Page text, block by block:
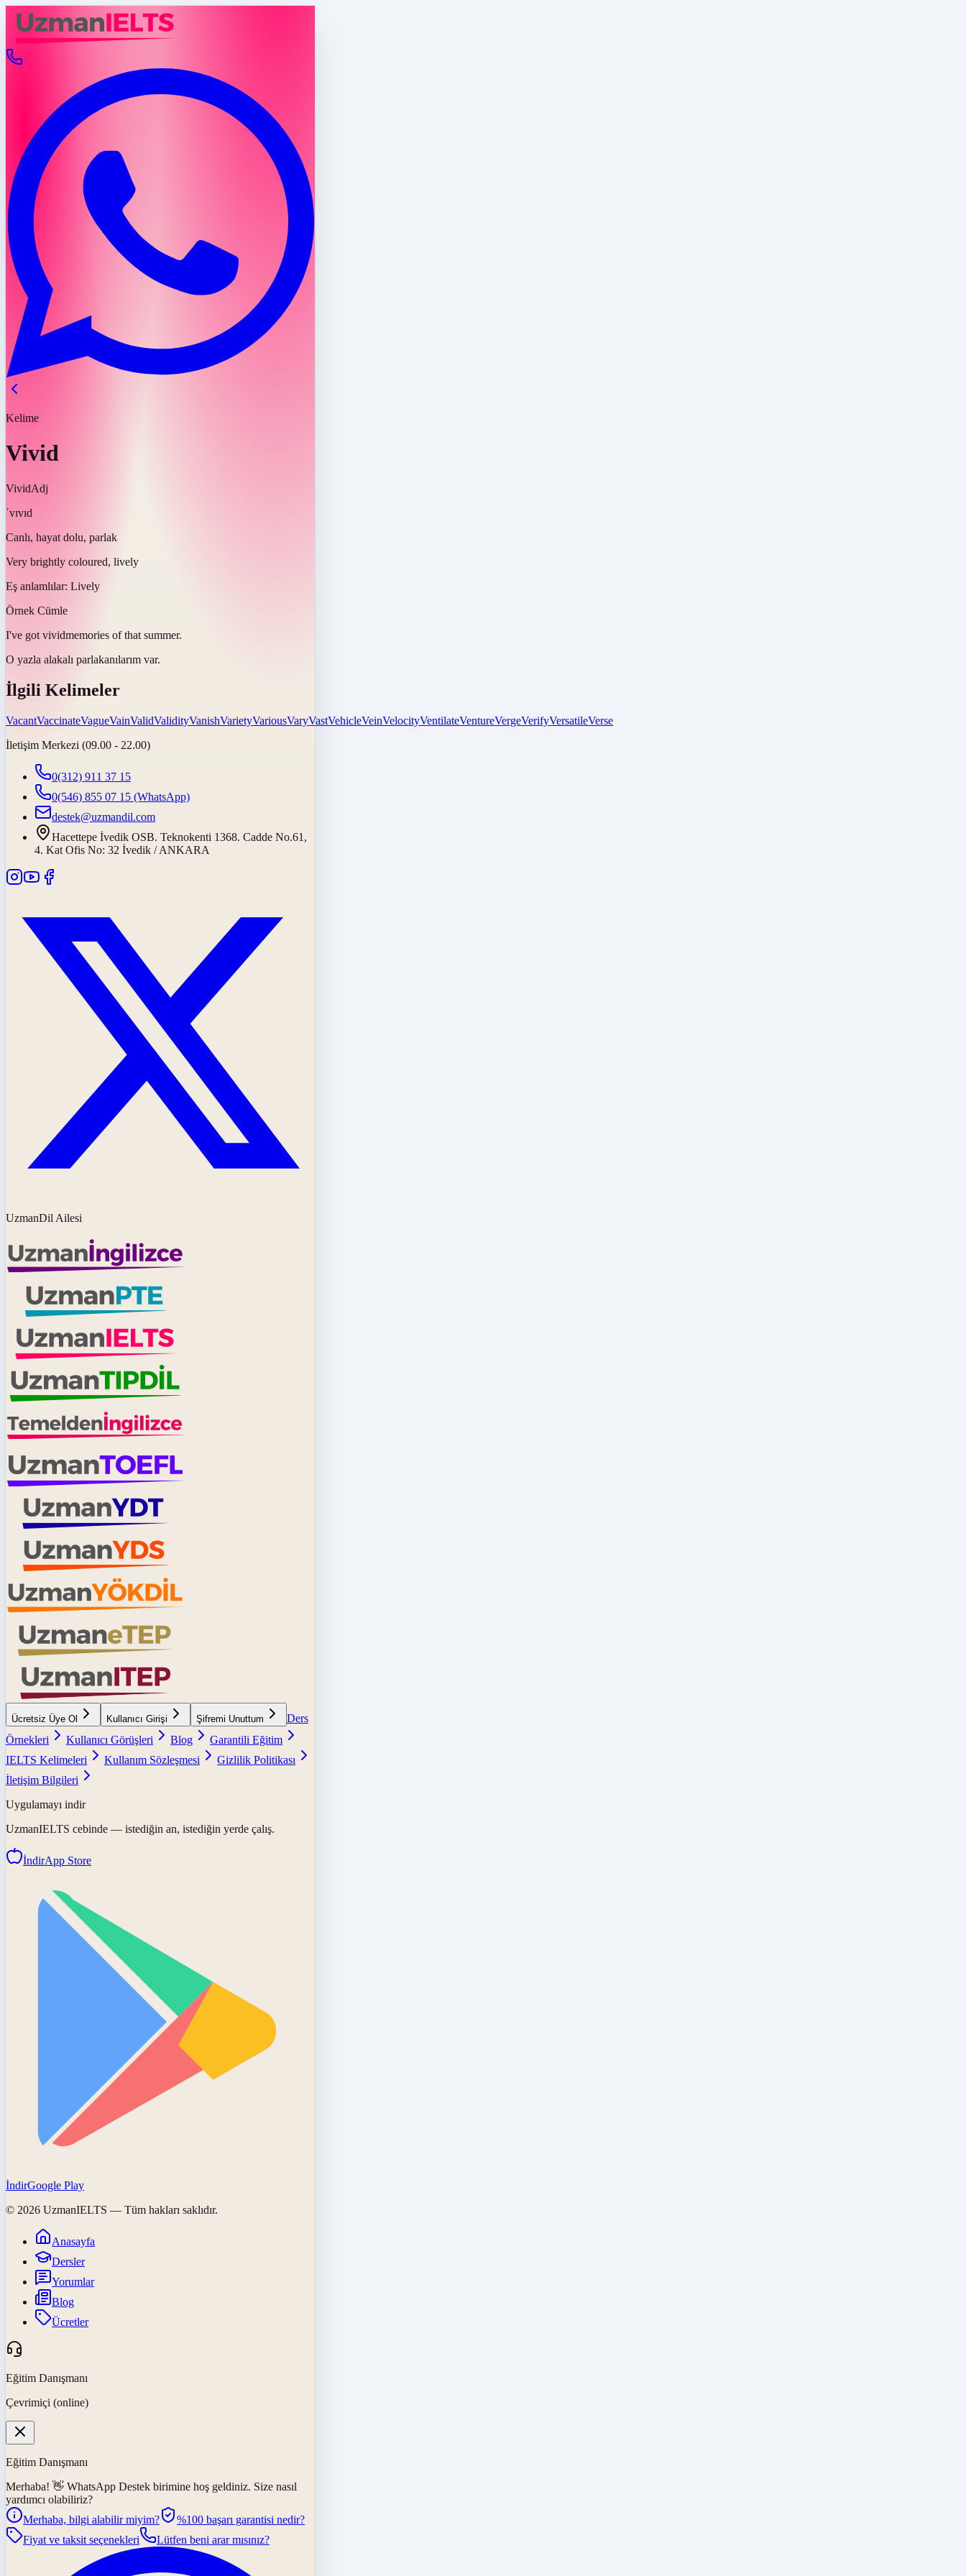
Kelime
Vivid
VividAdj
ˈvɪvɪd
Canlı, hayat dolu, parlak
Very brightly coloured, lively
Eş anlamlılar: Lively
Örnek Cümle
I've got vividmemories of that summer.
O yazla alakalı parlakanılarım var.
İlgili Kelimeler
VacantVaccinateVagueVainValidValidityVanishVarietyVariousVaryVastVehicleVeinVelocityVentilateVentureVergeVerifyVersatileVerse
İletişim Merkezi (09.00 - 22.00)
0(312) 911 37 15
0(546) 855 07 15 (WhatsApp)
destek@uzmandil.com
Hacettepe İvedik OSB. Teknokenti 1368. Cadde No.61,
4. Kat Ofis No: 32 İvedik / ANKARA
UzmanDil Ailesi
Ücretsiz Üye Ol Kullanıcı Girişi Şifremi Unuttum
Ders
Örnekleri
Kullanıcı Görüşleri Blog
Garantili Eğitim
IELTS Kelimeleri
Kullanım Sözleşmesi
Gizlilik Politikası
İletişim Bilgileri
Uygulamayı indir
UzmanIELTS cebinde — istediğin an, istediğin yerde çalış.
İndirApp Store
İndirGoogle Play
© 2026 UzmanIELTS — Tüm hakları saklıdır.
Anasayfa
Dersler
Yorumlar
Blog
Ücretler
Eğitim Danışmanı
Çevrimiçi (online)
Eğitim Danışmanı
Merhaba! 👋 WhatsApp Destek birimine hoş geldiniz. Size nasıl
yardımcı olabiliriz?
Merhaba, bilgi alabilir miyim?
%100 başarı garantisi nedir?
Fiyat ve taksit seçenekleri
Lütfen beni arar mısınız?